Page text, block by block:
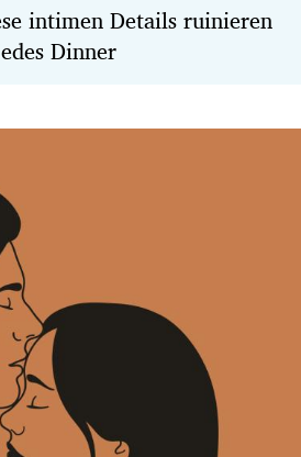
intimen Details ruinieren
Dinner